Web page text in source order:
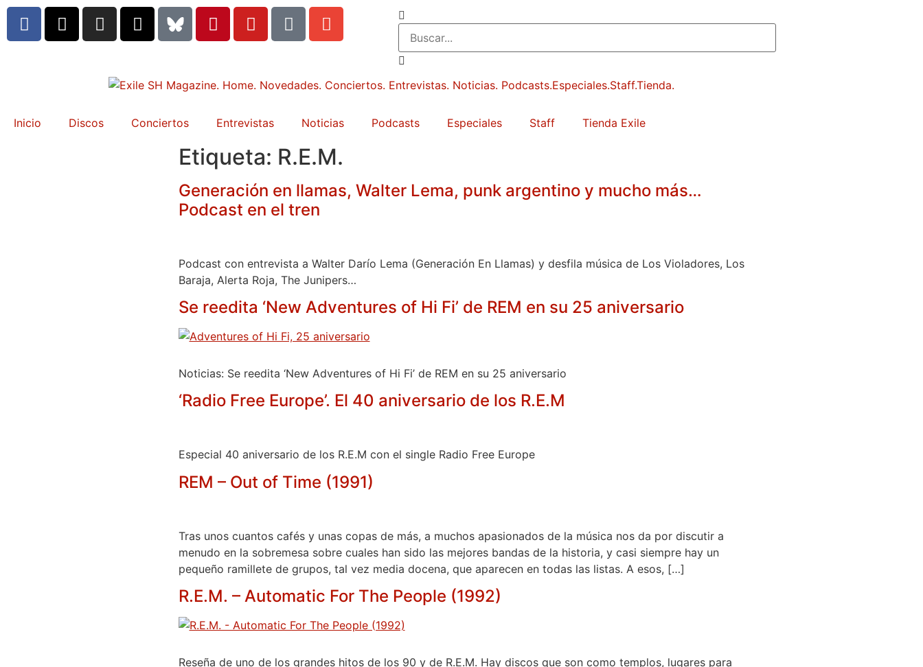
Inicio Discos Conciertos Entrevistas Noticias Podcasts Especiales Staff Tienda Exile
Etiqueta: R.E.M.
Generación en llamas, Walter Lema, punk argentino y mucho más…
Podcast en el tren
Podcast con entrevista a Walter Darío Lema (Generación En Llamas) y desfila música de Los Violadores, Los
Baraja, Alerta Roja, The Junipers…
Se reedita ‘New Adventures of Hi Fi’ de REM en su 25 aniversario
Noticias: Se reedita ‘New Adventures of Hi Fi’ de REM en su 25 aniversario
‘Radio Free Europe’. El 40 aniversario de los R.E.M
Especial 40 aniversario de los R.E.M con el single Radio Free Europe
REM – Out of Time (1991)
Tras unos cuantos cafés y unas copas de más, a muchos apasionados de la música nos da por discutir a
menudo en la sobremesa sobre cuales han sido las mejores bandas de la historia, y casi siempre hay un
pequeño ramillete de grupos, tal vez media docena, que aparecen en todas las listas. A esos, […]
R.E.M. – Automatic For The People (1992)
Reseña de uno de los grandes hitos de los 90 y de R.E.M. Hay discos que son como templos, lugares para